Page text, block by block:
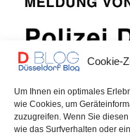
Cookie-
Um Ihnen ein optimales
wie Cookies, um
zuzugreifen. Wenn Sie
wie das Surfverhalten oder
POLIZEI 19. NOVEMBER 2025
Gerresheim: